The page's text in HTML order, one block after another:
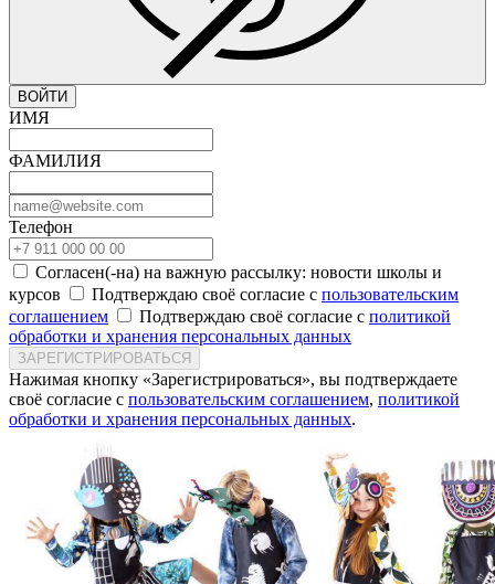
ВОЙТИ
ИМЯ
ФАМИЛИЯ
Телефон
Согласен(-на) на важную рассылку: новости школы и
курсов
Подтверждаю своё согласие с пользовательским
соглашением
Подтверждаю своё согласие с политикой
обработки и хранения персональных данных
ЗАРЕГИСТРИРОВАТЬСЯ
Нажимая кнопку «Зарегистрироваться», вы подтверждаете
своё согласие с пользовательским соглашением, политикой
обработки и хранения персональных данных.